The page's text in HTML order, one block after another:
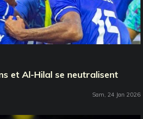
et Al-Hilal se neutralisent
Sam, 24 Jan 2026